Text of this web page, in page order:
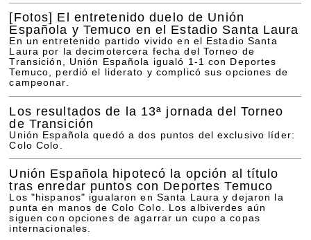
[Fotos] El entretenido duelo de Unión
Española y Temuco en el Estadio Santa Laura
En un entretenido partido vivido en el Estadio Santa
Laura por la decimotercera fecha del Torneo de
Transición, Unión Española igualó 1-1 con Deportes
Temuco, perdió el liderato y complicó sus opciones de
campeonar.
Los resultados de la 13ª jornada del Torneo
de Transición
Unión Española quedó a dos puntos del exclusivo líder:
Colo Colo.
Unión Española hipotecó la opción al título
tras enredar puntos con Deportes Temuco
Los "hispanos" igualaron en Santa Laura y dejaron la
punta en manos de Colo Colo. Los albiverdes aún
siguen con opciones de agarrar un cupo a copas
internacionales.